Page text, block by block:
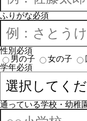
ふりがな必須
性別 必須
男の子
女の子
学年必須
通っている学校・幼稚